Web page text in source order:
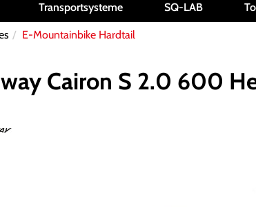
Transportsysteme SQ-LAB
E-Mountainbike Hardtail
Cairon S 2.0 600